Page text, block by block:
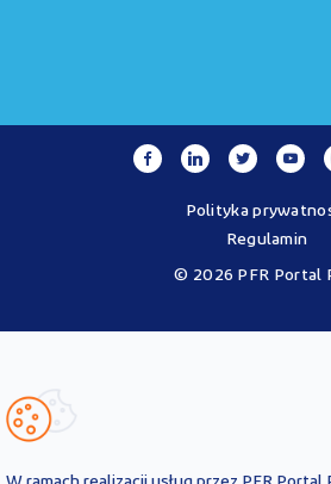
© 2026 PFR Portal
Polityka
Regulamin
Ustawy o PPK przez operatora - PFR
informacyjny i są aktualne na dzień ich